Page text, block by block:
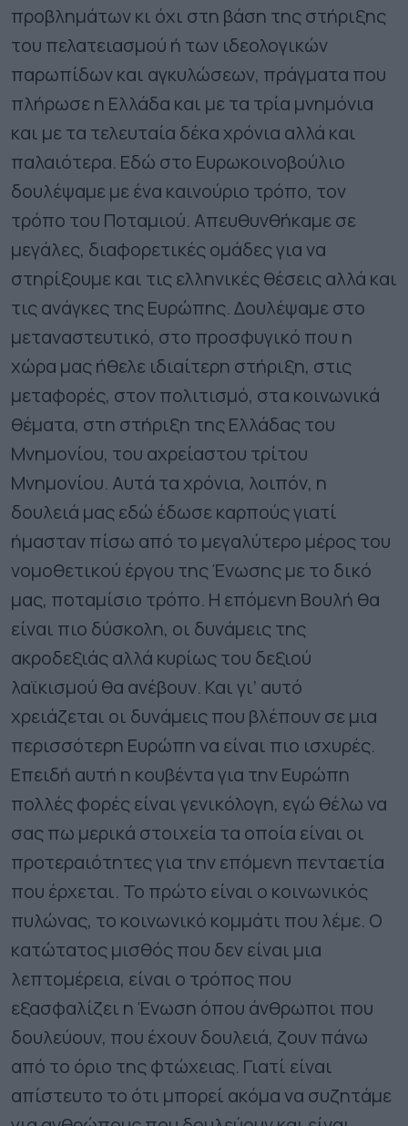
προβλημάτων κι όχι στη βάση της στήριξης
του πελατειασμού ή των ιδεολογικών
παρωπίδων και αγκυλώσεων, πράγματα που
πλήρωσε η Ελλάδα και με τα τρία μνημόνια
και με τα τελευταία δέκα χρόνια αλλά και
παλαιότερα. Εδώ στο Ευρωκοινοβούλιο
δουλέψαμε με ένα καινούριο τρόπο, τον
τρόπο του Ποταμιού. Απευθυνθήκαμε σε
μεγάλες, διαφορετικές ομάδες για να
στηρίξουμε και τις ελληνικές θέσεις αλλά και
τις ανάγκες της Ευρώπης. Δουλέψαμε στο
μεταναστευτικό, στο προσφυγικό που η
χώρα μας ήθελε ιδιαίτερη στήριξη, στις
μεταφορές, στον πολιτισμό, στα κοινωνικά
θέματα, στη στήριξη της Ελλάδας του
Μνημονίου, του αχρείαστου τρίτου
Μνημονίου. Αυτά τα χρόνια, λοιπόν, η
δουλειά μας εδώ έδωσε καρπούς γιατί
ήμασταν πίσω από το μεγαλύτερο μέρος του
νομοθετικού έργου της Ένωσης με το δικό
μας, ποταμίσιο τρόπο. Η επόμενη Βουλή θα
είναι πιο δύσκολη, οι δυνάμεις της
ακροδεξιάς αλλά κυρίως του δεξιού
λαϊκισμού θα ανέβουν. Και γι’ αυτό
χρειάζεται οι δυνάμεις που βλέπουν σε μια
περισσότερη Ευρώπη να είναι πιο ισχυρές.
Επειδή αυτή η κουβέντα για την Ευρώπη
πολλές φορές είναι γενικόλογη, εγώ θέλω να
σας πω μερικά στοιχεία τα οποία είναι οι
προτεραιότητες για την επόμενη πενταετία
που έρχεται. Το πρώτο είναι ο κοινωνικός
πυλώνας, το κοινωνικό κομμάτι που λέμε. Ο
κατώτατος μισθός που δεν είναι μια
λεπτομέρεια, είναι ο τρόπος που
εξασφαλίζει η Ένωση όπου άνθρωποι που
δουλεύουν, που έχουν δουλειά, ζουν πάνω
από το όριο της φτώχειας. Γιατί είναι
απίστευτο το ότι μπορεί ακόμα να συζητάμε